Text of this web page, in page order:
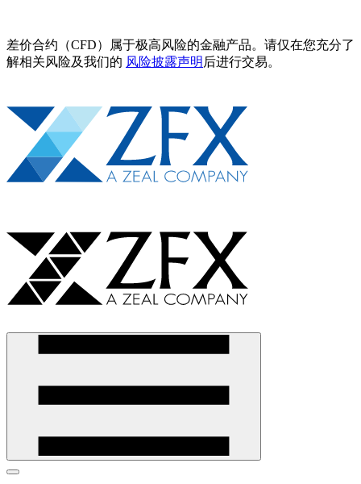
差价合约（CFD）属于极高风险的金融产品。请仅在您充分了
解相关风险及我们的 风险披露声明 后进行交易。